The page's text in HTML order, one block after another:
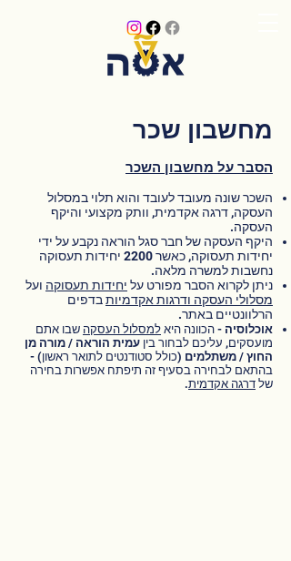
מחשבון שכר
הסבר על מחשבון השכר
השכר שונה מעובד לעובד והוא תלוי במסלול
העסקה, דרגה אקדמית, וותק מקצועי והיקף
העסקה.
היקף העסקה של חבר סגל הוראה נקבע על ידי
יחידות תעסוקה, כאשר 2200 יחידות תעסוקה
נחשבות למשרה מלאה.
ניתן לקרוא הסבר מפורט על יחידות תעסוקה ועל
מסלולי העסקה ודרגות אקדמיותבדפים
הרלוונטיים באתר.
אוכלוסיה - הכוונה היא למסלול העסקה שבו אתם
מועסקים, עליכם לבחור בין עמית הוראה / מורה מן
החוץ / משתלמים (כולל סטודנטים לתואר ראשון) -
בהתאם לבחירה בסעיף זה תיפתח אפשרות בחירה
של דרגה אקדמית.